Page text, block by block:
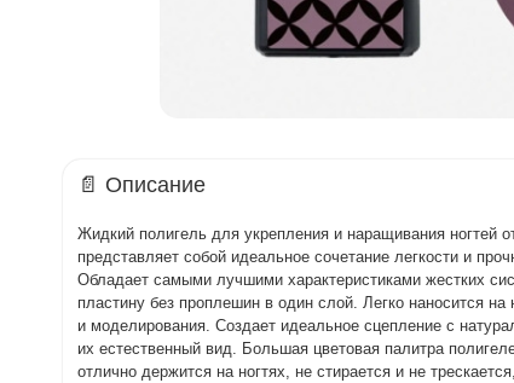
📄 Описание
Жидкий полигель для укрепления и наращивания ногтей
представляет собой идеальное сочетание легкости и
Обладает самыми лучшими характеристиками жестких
пластину без проплешин в один слой. Легко наносится
и моделирования. Создает идеальное сцепление с
их естественный вид. Большая цветовая палитра
отлично держится на ногтях, не стирается и не